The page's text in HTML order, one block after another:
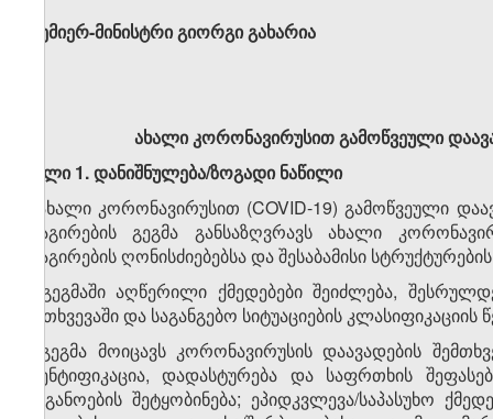
პრემიერ-მინისტრიგიორგი გახარია
ახალი კორონავირუსით გამოწვეული
მუხლი 1. დანიშნულება/ზოგადი ნაწილი
1. ახალი კორონავირუსით (COVID-19) გამოწვეული
რეაგირების გეგმა განსაზღვრავს ახალი
რეაგირების ღონისძიებებსა და შესაბამისი
2. გეგმაში აღწერილი ქმედებები შეიძლება,
შემთხვევაში და საგანგებო სიტუაციების კლასიფიკაციის
3. გეგმა მოიცავს კორონავირუსის დაავადების
იდენტიფიკაცია, დადასტურება და საფრთხის
ორგანოების შეტყობინება; ეპიდკვლევა/საპასუხო